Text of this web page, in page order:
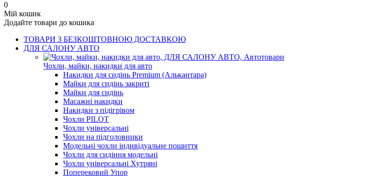
0
Мій кошик
Додайте товари до кошика
ТОВАРИ З БЕЗКОШТОВНОЮ ДОСТАВКОЮ
ДЛЯ САЛОНУ АВТО
Чохли, майки, накидки для авто
Накидки для сидінь Premium (Алькантара)
Майки для сидінь закриті
Майки для сидінь
Масажні накидки
Накидки з підігрівом
Чохли PILOT
Чохли універсальні
Чохли на підголовники
Модельні чохли індивідуальне пошиття
Чохли для сидіння модельні
Чохли універсальні Хутряні
Поперековий Упор